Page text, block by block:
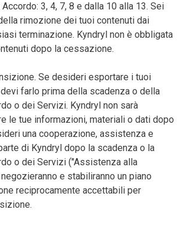
3, 4, 7, 8 e dalla 10 alla 13. Sei
rimozione dei tuoi contenuti dai
terminazione. Kyndryl non è obbligata
dopo la cessazione.
Se desideri esportare i tuoi
farlo prima della scadenza o della
o dei Servizi. Kyndryl non sarà
le tue informazioni, materiali o dati dopo
una cooperazione, assistenza e
di Kyndryl dopo la scadenza o la
o dei Servizi ("Assistenza alla
e stabiliranno un piano
reciprocamente accettabili per